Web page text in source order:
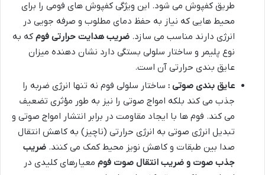
طریق کفپوش می شود. این ویژگی کفپوش های فومی را برای
محیط هایی که نیاز به حفظ دمای مطلوب و صرفه جویی در
انرژی دارند مناسب می سازد. ضریب هدایت حرارتی فوم که به
نوع پلیمر و ساختار سلولی بستگی دارد نشان دهنده میزان
عایق بندی حرارتی آن است.
عایق بندی صوتی : ساختار سلولی فوم نه تنها انرژی ضربه را
جذب می کند بلکه امواج صوتی را نیز به طور مؤثری تضعیف
می کند. فوم ها با ایجاد مقاومت در برابر انتشار امواج صوتی و
تبدیل انرژی صوتی به انرژی حرارتی (ناچیز) به کاهش انتقال
صدا بین طبقات و کاهش نویز محیط کمک می کنند. ضریب
جذب صوت و ضریب انتقال صوت فوم معیارهای کلیدی در